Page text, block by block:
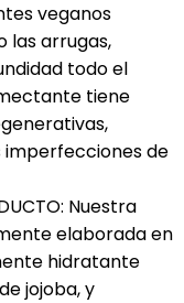
veganos
las arrugas,
todo el
tiene
de
Nuestra
elaborada en
hidratante
jojoba, y